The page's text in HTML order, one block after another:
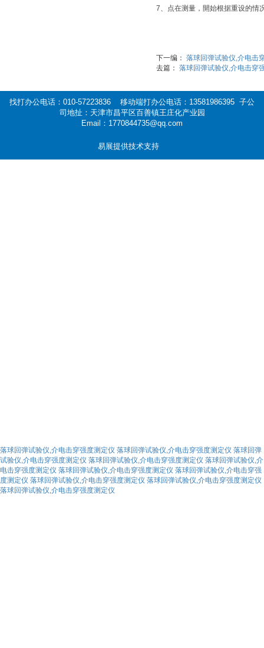
7、点在测量，開始根据重设的情
下一编： 落球回弹试验仪,介电击
去篇： 落球回弹试验仪,介电击穿
找打办公电话：010-57223836 移动端打办公电话：13581986395 子公
司地扯：天津市昌平区百善镇王庄化产业园
Email：1770844735@qq.com
易展提供技术支持
落球回弹试验仪,介电击穿强度测定仪 落球回弹试验仪,介电击穿强度测定仪 落球回弹
试验仪,介电击穿强度测定仪 落球回弹试验仪,介电击穿强度测定仪 落球回弹试验仪,介
电击穿强度测定仪 落球回弹试验仪,介电击穿强度测定仪 落球回弹试验仪,介电击穿强
度测定仪 落球回弹试验仪,介电击穿强度测定仪 落球回弹试验仪,介电击穿强度测定仪
落球回弹试验仪,介电击穿强度测定仪